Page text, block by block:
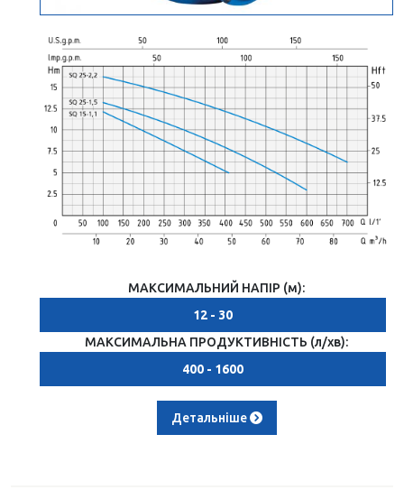
МАКСИМАЛЬНИЙ НАПІР (м):
12 - 30
МАКСИМАЛЬНА ПРОДУКТИВНІСТЬ (л/хв):
400 - 1600
Детальніше